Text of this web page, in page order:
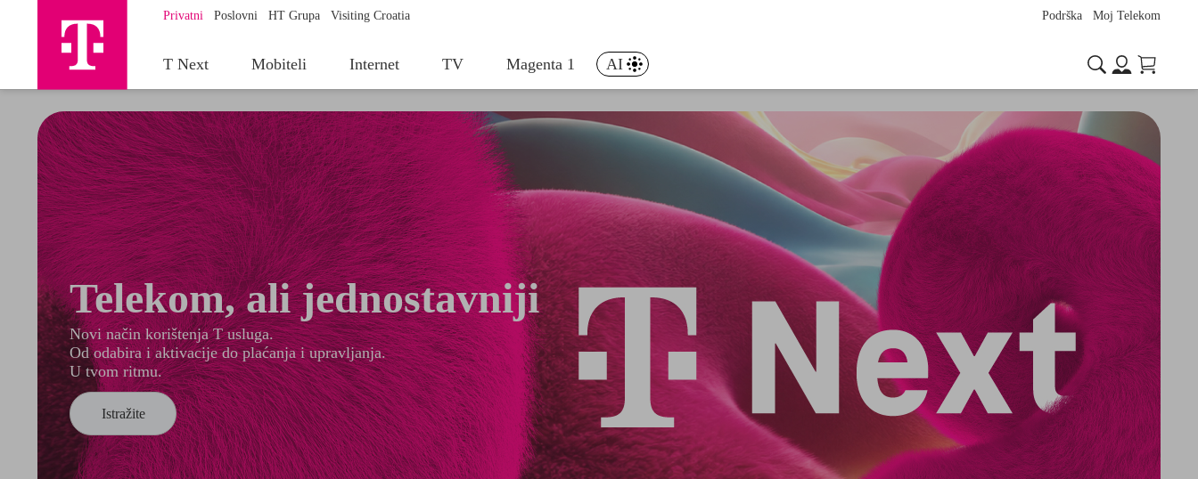
Privatni Poslovni HT Grupa Visiting Croatia Podrška Moj Telekom
T Next Mobiteli Internet TV Magenta 1 AI
Telekom, ali jednostavniji
Novi način korištenja T usluga.
Od odabira i aktivacije do plaćanja i upravljanja.
U tvom ritmu.
Istražite